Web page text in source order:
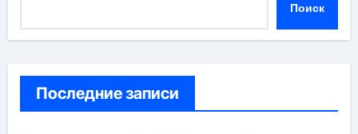
Поиск
Последние записи